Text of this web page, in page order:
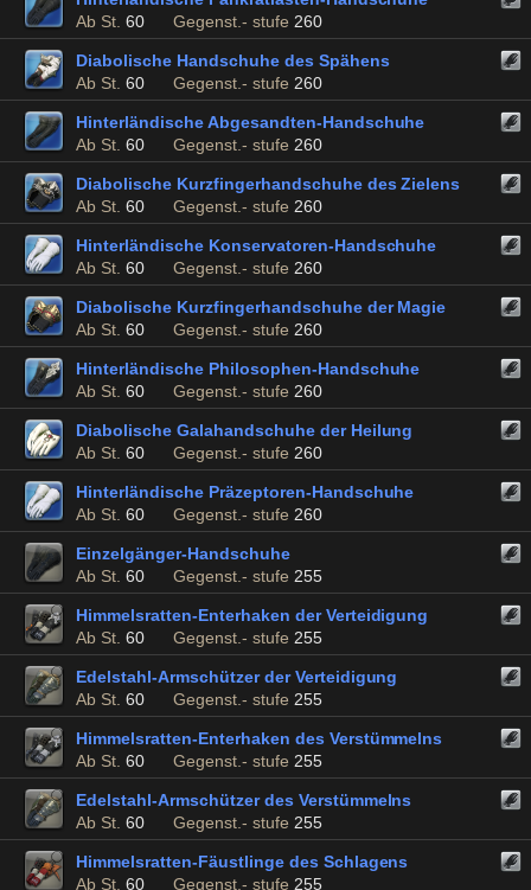
Ab St. 60 Gegenst.- stufe 260
Diabolische Handschuhe des Spähens
Ab St. 60 Gegenst.- stufe 260
Hinterländische Abgesandten-Handschuhe
Ab St. 60 Gegenst.- stufe 260
Diabolische Kurzfingerhandschuhe des Zielens
Ab St. 60 Gegenst.- stufe 260
Hinterländische Konservatoren-Handschuhe
Ab St. 60 Gegenst.- stufe 260
Diabolische Kurzfingerhandschuhe der Magie
Ab St. 60 Gegenst.- stufe 260
Hinterländische Philosophen-Handschuhe
Ab St. 60 Gegenst.- stufe 260
Diabolische Galahandschuhe der Heilung
Ab St. 60 Gegenst.- stufe 260
Hinterländische Präzeptoren-Handschuhe
Ab St. 60 Gegenst.- stufe 260
Einzelgänger-Handschuhe
Ab St. 60 Gegenst.- stufe 255
Himmelsratten-Enterhaken der Verteidigung
Ab St. 60 Gegenst.- stufe 255
Edelstahl-Armschützer der Verteidigung
Ab St. 60 Gegenst.- stufe 255
Himmelsratten-Enterhaken des Verstümmelns
Ab St. 60 Gegenst.- stufe 255
Edelstahl-Armschützer des Verstümmelns
Ab St. 60 Gegenst.- stufe 255
Himmelsratten-Fäustlinge des Schlagens
Ab St. 60 Gegenst.- stufe 255